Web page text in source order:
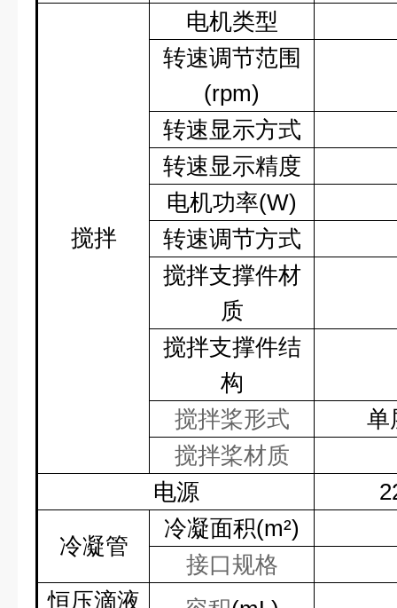
搅拌
电机类型
转速调节范围
(rpm)
转速显示方式
转速显示精度
电机功率(W)
转速调节方式
搅拌支撑件材
质
搅拌支撑件结
构
搅拌桨形式
单
搅拌桨材质
电源
冷凝管
冷凝面积(m²)
接口规格
恒压滴液